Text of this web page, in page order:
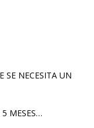
SE NECESITA UN
5 MESES…